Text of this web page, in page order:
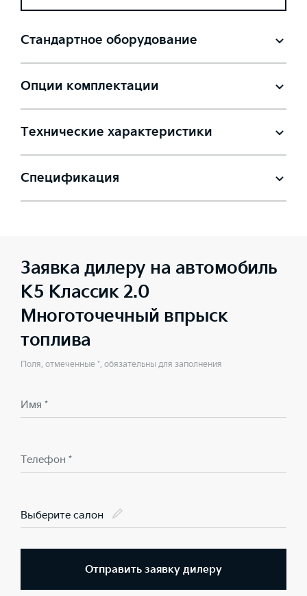
Стандартное оборудование
Опции комплектации
Технические характеристики
Спецификация
Заявка дилеру на автомобиль
K5 Классик 2.0
Многоточечный впрыск
топлива
Поля, отмеченные *, обязательны для заполнения
Имя *
Телефон *
Выберите салон
Отправить заявку дилеру